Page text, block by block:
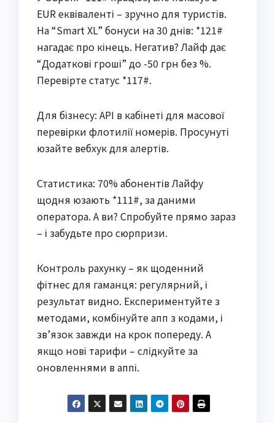
EUR еквіваленті – зручно для туристів.
На “Smart XL” бонуси на 30 днів: *121#
нагадає про кінець. Негатив? Лайф дає
“Додаткові гроші” до -50 грн без %.
Перевірте статус *117#.
Для бізнесу: API в кабінеті для масової
перевірки флотилії номерів. Просунуті
юзайте вебхук для алертів.
Статистика: 70% абонентів Лайфу
щодня юзають *111#, за даними
оператора. А ви? Спробуйте прямо зараз
– і забудьте про сюрпризи.
Контроль рахунку – як щоденний
фітнес для гаманця: регулярний, і
результат видно. Експериментуйте з
методами, комбінуйте апп з кодами, і
зв’язок завжди на крок попереду. А
якщо нові тарифи – слідкуйте за
оновленнями в аппі.